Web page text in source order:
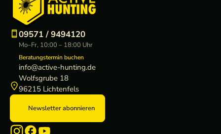
09571 / 9494120
Mo–Fr, 10:00 – 18:00 Uhr
Beratungstermin buchen
info@active-hunting.de
Wolfsgrube 18
96215 Lichtenfels
Newsletter abonnieren